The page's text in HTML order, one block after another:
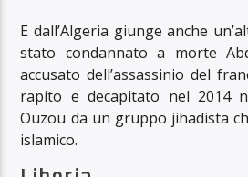
E dall’Algeria giunge anche
stato condannato a morte
accusato dell’assassinio del
rapito e decapitato nel 2014
Ouzou da un gruppo jihadista
islamico.